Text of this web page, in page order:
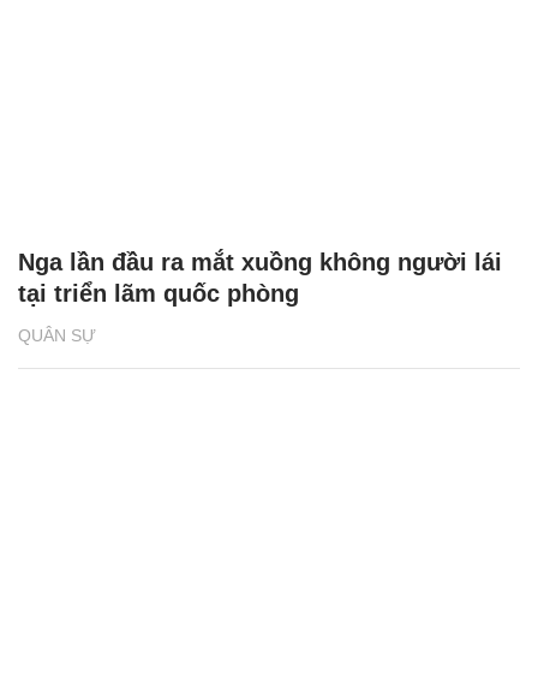
QUÂN SỰ
Nga lần đầu ra mắt xuồng không người lái
tại triển lãm quốc phòng